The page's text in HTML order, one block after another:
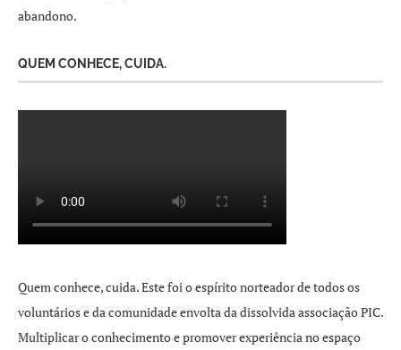
abandono.
QUEM CONHECE, CUIDA.
Quem conhece, cuida. Este foi o espírito norteador de todos os
voluntários e da comunidade envolta da dissolvida associação PIC.
Multiplicar o conhecimento e promover experiência no espaço